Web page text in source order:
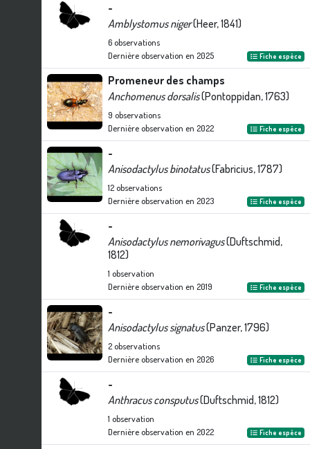
-
Amblystomus niger(Heer, 1841)
6observations
Dernière observation en 2025 Fiche espèce
Promeneur des champs
Anchomenus dorsalis(Pontoppidan, 1763)
9 observations
Dernière observation en 2022 Fiche espèce
-
Anisodactylus binotatus(Fabricius, 1787)
12observations
Dernière observation en 2023 Fiche espèce
-
Anisodactylus nemorivagus(Duftschmid,
1812)
1 observation
Dernière observation en 2019 Fiche espèce
-
Anisodactylus signatus(Panzer, 1796)
2observations
Dernière observation en 2026 Fiche espèce
-
Anthracus consputus(Duftschmid, 1812)
1 observation
Dernière observation en 2022 Fiche espèce